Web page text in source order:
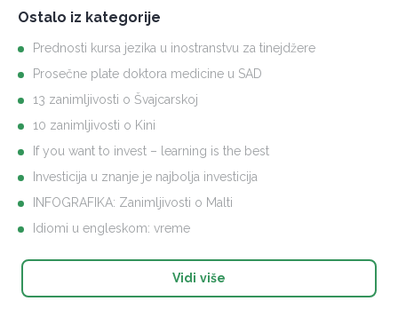
Ostalo iz kategorije
Prednosti kursa jezika u inostranstvu za tinejdžere
Prosečne plate doktora medicine u SAD
13 zanimljivosti o Švajcarskoj
10 zanimljivosti o Kini
If you want to invest – learning is the best
Investicija u znanje je najbolja investicija
INFOGRAFIKA: Zanimljivosti o Malti
Idiomi u engleskom: vreme
Vidi više